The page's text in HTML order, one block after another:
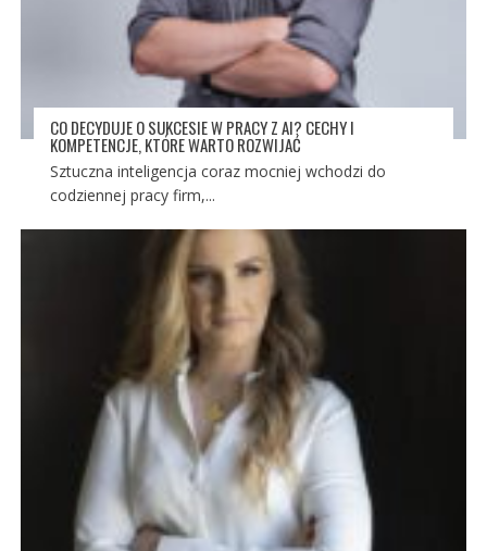
CO DECYDUJE O SUKCESIE W PRACY Z AI? CECHY I
KOMPETENCJE, KTÓRE WARTO ROZWIJAĆ
Sztuczna inteligencja coraz mocniej wchodzi do
codziennej pracy firm,...